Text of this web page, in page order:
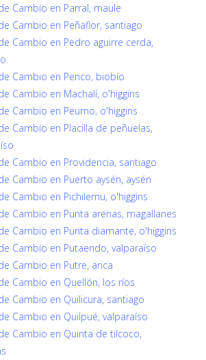
Cambio en Parral, maule
Cambio en Peñaflor, santiago
Cambio en Pedro aguirre cerda,
Cambio en Penco, biobío
Cambio en Machalí, o'higgins
Cambio en Peumo, o'higgins
Cambio en Placilla de peñuelas,
Cambio en Providencia, santiago
Cambio en Puerto aysén, aysén
Cambio en Pichilemu, o'higgins
Cambio en Punta arenas, magallanes
Cambio en Punta diamante, o'higgins
Cambio en Putaendo, valparaíso
Cambio en Putre, arica
Cambio en Quellón, los ríos
Cambio en Quilicura, santiago
Cambio en Quilpué, valparaíso
Cambio en Quinta de tilcoco,